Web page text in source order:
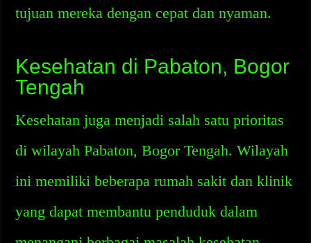
tujuan mereka dengan cepat dan nyaman.
Kesehatan di Pabaton, Bogor
Tengah
Kesehatan juga menjadi salah satu prioritas
di wilayah Pabaton, Bogor Tengah. Wilayah
ini memiliki beberapa rumah sakit dan klinik
yang dapat membantu penduduk dalam